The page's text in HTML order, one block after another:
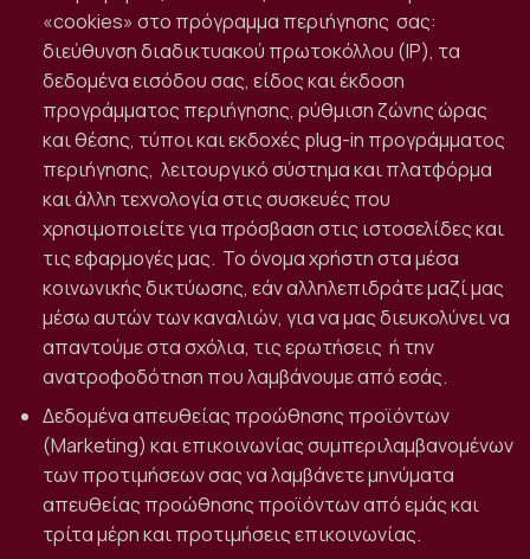
«cookies» στο πρόγραμμα περιήγησης σας:
διεύθυνση διαδικτυακού πρωτοκόλλου (IP), τα
δεδομένα εισόδου σας, είδος και έκδοση
προγράμματος περιήγησης, ρύθμιση ζώνης ώρας
και θέσης, τύποι και εκδοχές plug-in προγράμματος
περιήγησης, λειτουργικό σύστημα και πλατφόρμα
και άλλη τεχνολογία στις συσκευές που
χρησιμοποιείτε για πρόσβαση στις ιστοσελίδες και
τις εφαρμογές μας. Το όνομα χρήστη στα μέσα
κοινωνικής δικτύωσης, εάν αλληλεπιδράτε μαζί μας
μέσω αυτών των καναλιών, για να μας διευκολύνει να
απαντούμε στα σχόλια, τις ερωτήσεις ή την
ανατροφοδότηση που λαμβάνουμε από εσάς.
Δεδομένα απευθείας προώθησης προϊόντων
(Marketing) και επικοινωνίας συμπεριλαμβανομένων
των προτιμήσεων σας να λαμβάνετε μηνύματα
απευθείας προώθησης προϊόντων από εμάς και
τρίτα μέρη και προτιμήσεις επικοινωνίας.